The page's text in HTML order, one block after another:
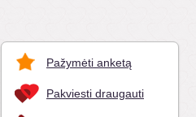
Pažymėti anketą
Pakviesti draugauti